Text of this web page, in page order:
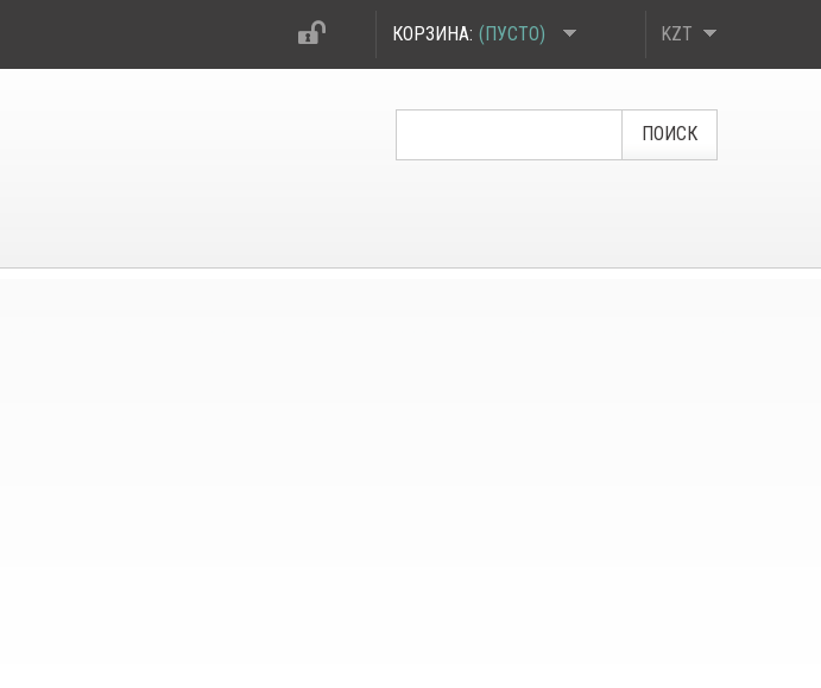
KZT
ПОИСК
КОРЗИНА: (ПУСТО)